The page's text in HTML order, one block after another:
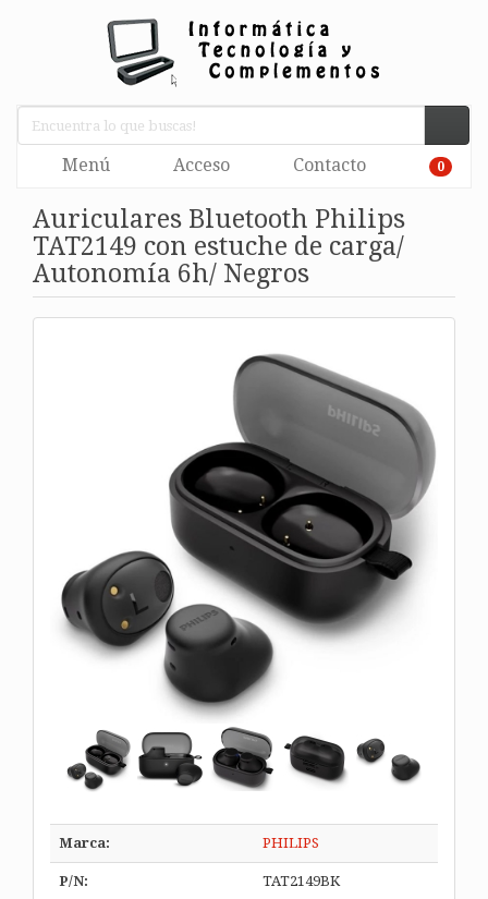
Menú Acceso Contacto 0
Auriculares Bluetooth Philips
TAT2149 con estuche de carga/
Autonomía 6h/ Negros
Marca: PHILIPS
P/N: TAT2149BK